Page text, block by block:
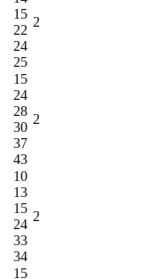
15
22
24
25
2
15
24
28
30
37
43
2
10
13
15
24
33
34
2
15